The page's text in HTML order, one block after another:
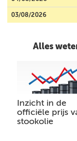
03/08/2026
Alles
Inzicht in de
officiële prijs
stookolie